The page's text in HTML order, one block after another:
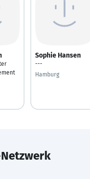
Sophie Hansen
---
Hamburg
Netzwerk